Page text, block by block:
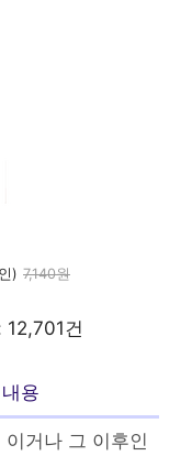
) 7,140원
건
내용
거나 그 이후인